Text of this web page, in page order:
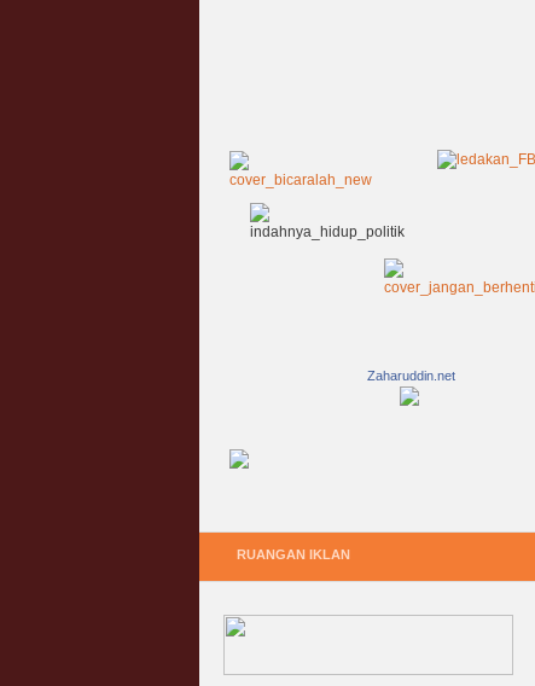
Zaharuddin.net
RUANGAN IKLAN